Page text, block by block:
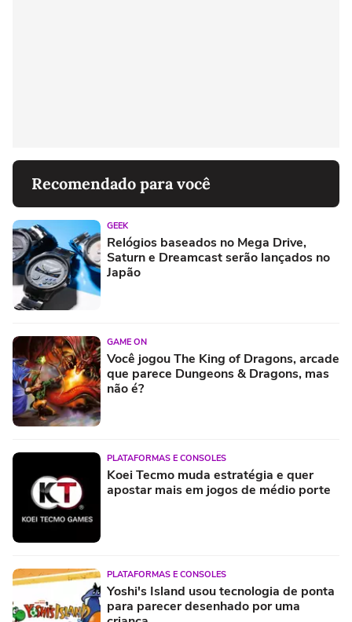
Recomendado para você
GEEK
Relógios baseados no Mega Drive,
Saturn e Dreamcast serão lançados no
Japão
GAME ON
Você jogou The King of Dragons, arcade
que parece Dungeons & Dragons, mas
não é?
PLATAFORMAS E CONSOLES
Koei Tecmo muda estratégia e quer
apostar mais em jogos de médio porte
PLATAFORMAS E CONSOLES
Yoshi's Island usou tecnologia de ponta
para parecer desenhado por uma